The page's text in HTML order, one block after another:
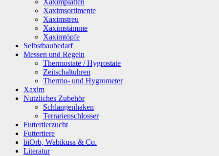
Xaximplatten
Xaximsortimente
Xaximstreu
Xaximstämme
Xaximtöpfe
Selbstbaubedarf
Messen und Regeln
Thermostate / Hygrostate
Zeitschaltuhren
Thermo- und Hygrometer
Xaxim
Nutzliches Zubehör
Schlangenhaken
Terrarienschlosser
Futtertierzucht
Futtertiere
biOrb, Wabikusa & Co.
Literatur